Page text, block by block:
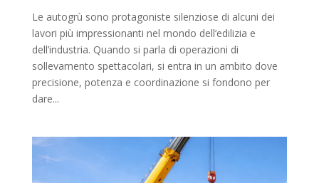
Le autogrù sono protagoniste silenziose di alcuni dei
lavori più impressionanti nel mondo dell’edilizia e
dell’industria. Quando si parla di operazioni di
sollevamento spettacolari, si entra in un ambito dove
precisione, potenza e coordinazione si fondono per
dare...